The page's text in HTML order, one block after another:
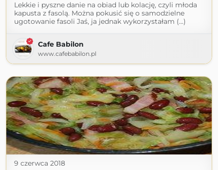
Lekkie i pyszne danie na obiad lub kolację, czyli młoda
kapusta z fasolą. Można pokusić się o samodzielne
ugotowanie fasoli Jaś, ja jednak wykorzystałam (...)
Cafe Babilon
www.cafebabilon.pl
9 czerwca 2018